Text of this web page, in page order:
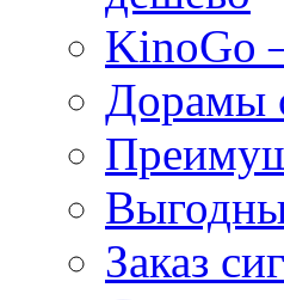
KinoGo
Дорамы
Заказ